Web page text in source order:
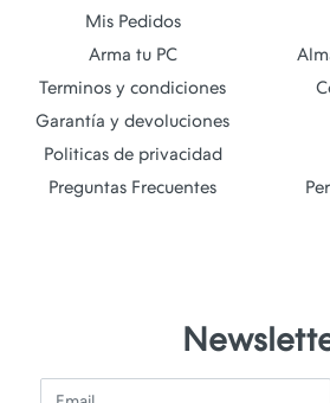
Mis Pedidos
Arma tu PC
Terminos y condiciones
Garantía y devoluciones
Politicas de privacidad
Preguntas Frecuentes
Email